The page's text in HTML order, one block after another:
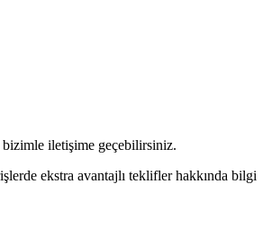
iletişime geçebilirsiniz.
ekstra avantajlı teklifler hakkında bilgi